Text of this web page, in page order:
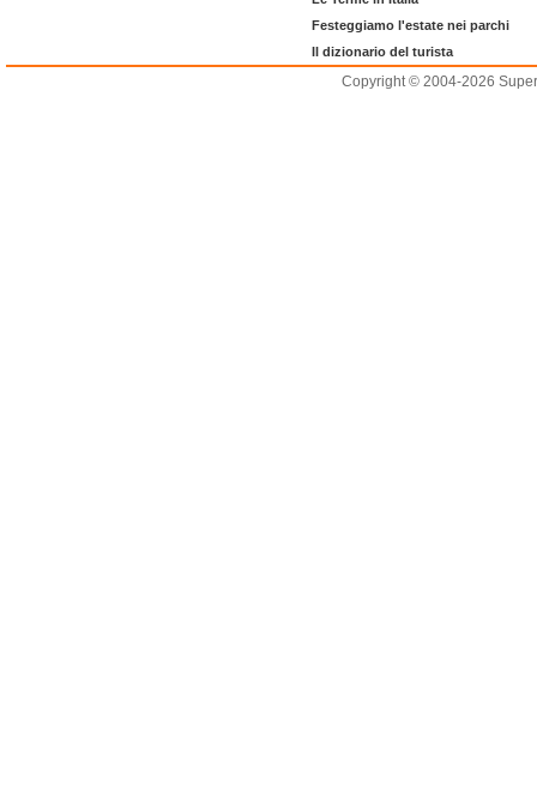
Festeggiamo l'estate nei parchi
Il dizionario del turista
Copyright © 2004-2026